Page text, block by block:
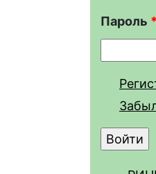
Пароль *